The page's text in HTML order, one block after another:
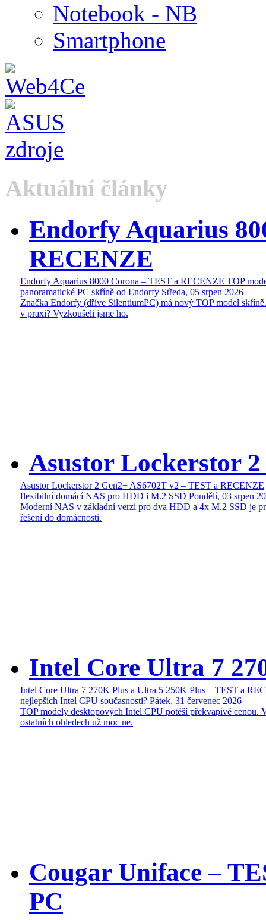
Notebook - NB
Smartphone
Aktuální články
Endorfy Aquarius
RECENZE
Endorfy Aquarius 8000 Corona – TEST a RECENZE TOP
panoramatické PC skříně od Endorfy Středa, 05 srpen 2026
Značka Endorfy (dříve SilentiumPC) má nový TOP model
v praxi? Vyzkoušeli jsme ho.
Asustor Lockerstor
Asustor Lockerstor 2 Gen2+ AS6702T v2 – TEST a RECENZE
flexibilní domácí NAS pro HDD i M.2 SSD Pondělí, 03 srpen
Moderní NAS v základní verzi pro dva HDD a 4x M.2 SSD je
řešení do domácnosti.
Intel Core Ultra 7
Intel Core Ultra 7 270K Plus a Ultra 5 250K Plus – TEST a
nejlepších Intel CPU současnosti? Pátek, 31 červenec 2026
TOP modely desktopových Intel CPU potěší překvapivě cenou.
ostatních ohledech už moc ne.
Cougar Uniface –
PC